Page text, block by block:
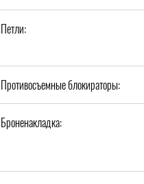
Петли:
Противосъемные блокираторы:
Броненакладка: